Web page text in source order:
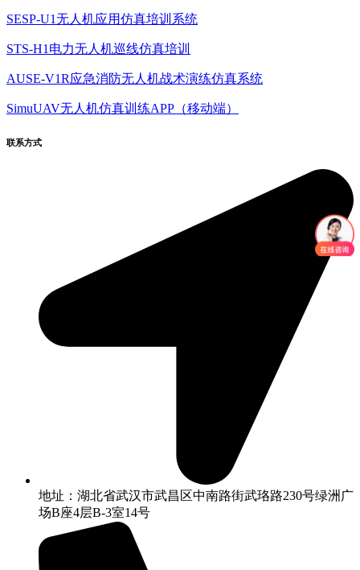
SESP-U1无人机应用仿真培训系统
STS-H1电力无人机巡线仿真培训
AUSE-V1R应急消防无人机战术演练仿真系统
SimuUAV无人机仿真训练APP（移动端）
联系方式
地址：湖北省武汉市武昌区中南路街武珞路230号绿洲广
场B座4层B-3室14号